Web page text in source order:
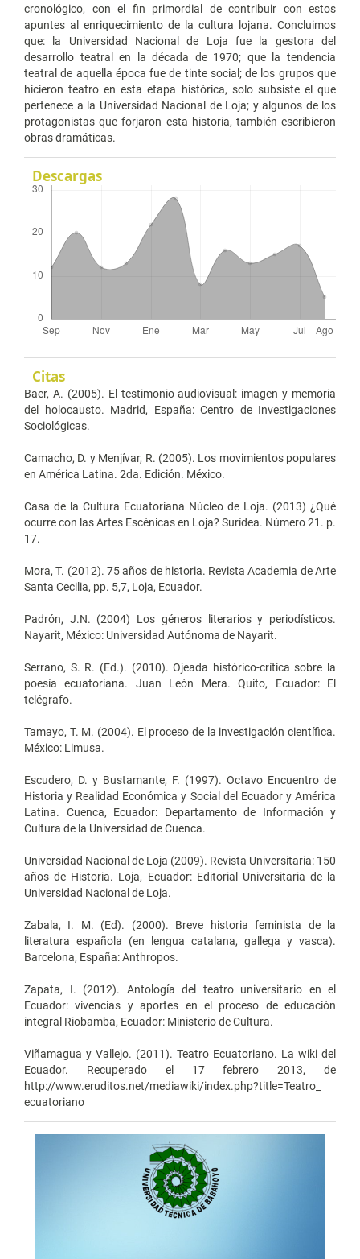
cronológico, con el fin primordial de contribuir con estos
apuntes al enriquecimiento de la cultura lojana. Concluimos
que: la Universidad Nacional de Loja fue la gestora del
desarrollo teatral en la década de 1970; que la tendencia
teatral de aquella época fue de tinte social; de los grupos que
hicieron teatro en esta etapa histórica, solo subsiste el que
pertenece a la Universidad Nacional de Loja; y algunos de los
protagonistas que forjaron esta historia, también escribieron
obras dramáticas.
Descargas
Citas
Baer, A. (2005). El testimonio audiovisual: imagen y memoria
del holocausto. Madrid, España: Centro de Investigaciones
Sociológicas.
Camacho, D. y Menjívar, R. (2005). Los movimientos populares
en América Latina. 2da. Edición. México.
Casa de la Cultura Ecuatoriana Núcleo de Loja. (2013) ¿Qué
ocurre con las Artes Escénicas en Loja? Surídea. Número 21. p.
17.
Mora, T. (2012). 75 años de historia. Revista Academia de Arte
Santa Cecilia, pp. 5,7, Loja, Ecuador.
Padrón, J.N. (2004) Los géneros literarios y periodísticos.
Nayarit, México: Universidad Autónoma de Nayarit.
Serrano, S. R. (Ed.). (2010). Ojeada histórico-crítica sobre la
poesía ecuatoriana. Juan León Mera. Quito, Ecuador: El
telégrafo.
Tamayo, T. M. (2004). El proceso de la investigación científica.
México: Limusa.
Escudero, D. y Bustamante, F. (1997). Octavo Encuentro de
Historia y Realidad Económica y Social del Ecuador y América
Latina. Cuenca, Ecuador: Departamento de Información y
Cultura de la Universidad de Cuenca.
Universidad Nacional de Loja (2009). Revista Universitaria: 150
años de Historia. Loja, Ecuador: Editorial Universitaria de la
Universidad Nacional de Loja.
Zabala, I. M. (Ed). (2000). Breve historia feminista de la
literatura española (en lengua catalana, gallega y vasca).
Barcelona, España: Anthropos.
Zapata, I. (2012). Antología del teatro universitario en el
Ecuador: vivencias y aportes en el proceso de educación
integral Riobamba, Ecuador: Ministerio de Cultura.
Viñamagua y Vallejo. (2011). Teatro Ecuatoriano. La wiki del
Ecuador. Recuperado el 17 febrero 2013, de
http://www.eruditos.net/mediawiki/index.php?title=Teatro_
ecuatoriano